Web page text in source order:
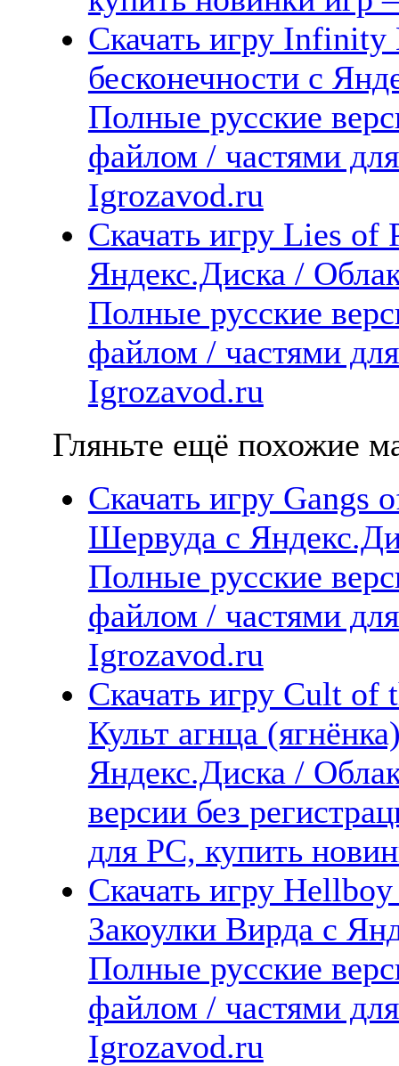
Скачать игру
бесконечности с
Полные русские
файлом / частями
Igrozavod.ru
Скачать игру Lies
Яндекс.Диска /
Полные русские
файлом / частями
Igrozavod.ru
Гляньте ещё похожие
Скачать игру
Шервуда с
Полные русские
файлом / частями
Igrozavod.ru
Скачать игру Cult
Культ агнца
Яндекс.Диска /
версии без
для PC, купить
Скачать игру
Закоулки Вирда с
Полные русские
файлом / частями
Igrozavod.ru